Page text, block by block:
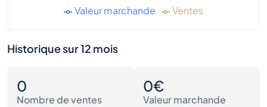
Valeur marchande Ventes
Historique sur 12 mois
0
Nombre de ventes
0€
Valeur marchande